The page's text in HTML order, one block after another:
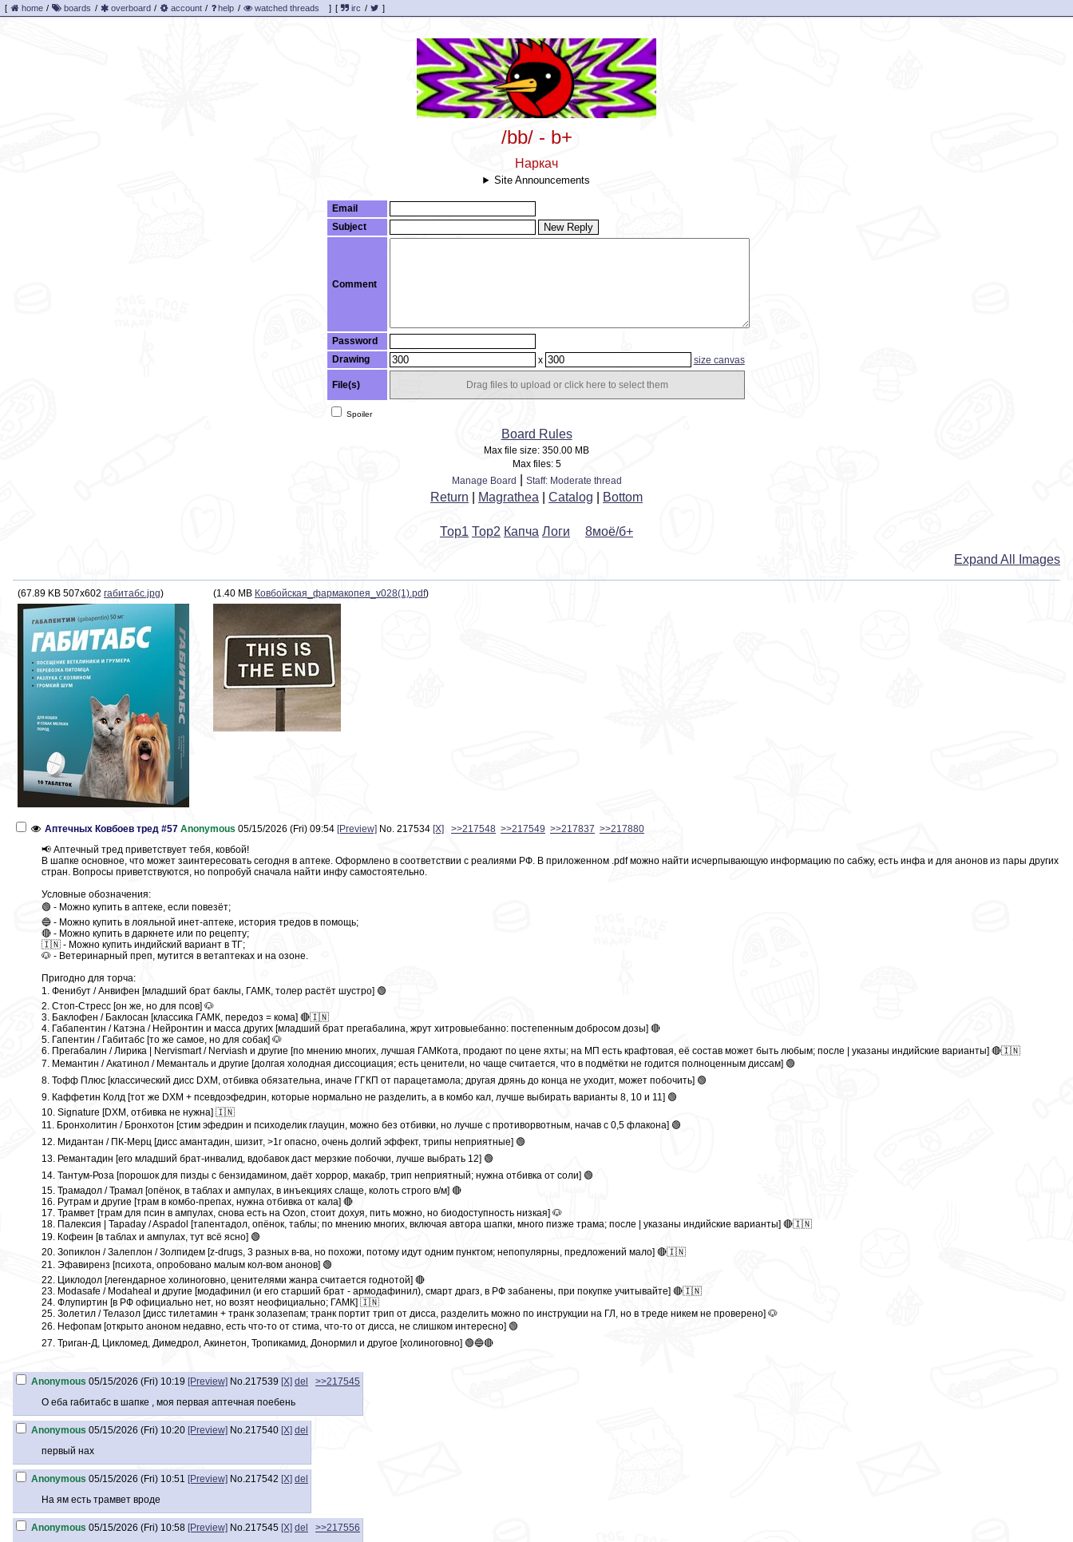
[ home / boards / overboard / account / help / watched threads ] [ irc / ]
/bb/ - b+
Наркач
Site Announcements
Email
Subject
New Reply
Comment
Password
Drawing
x size canvas
File(s) Drag files to upload or click here to select them
Spoiler
Board Rules
Max file size: 350.00 MB
Max files: 5
Manage Board
Staff: Moderate thread
Return Magrathea Catalog Bottom
Тор1 Тор2 Капча Логи 8моё/б+
Expand All Images
(67.89 KB 507x602 габитабс.jpg) (1.40 MB Ковбойская_фармакопея_v028(1).pdf)
Аптечных Ковбоев тред #57 Anonymous 05/15/2026 (Fri) 09:54 [Preview] No. 217534 [X] >>217548 >>217549 >>217837 >>217880
📢 Аптечный тред приветствует тебя, ковбой!
В шапке основное, что может заинтересовать сегодня в аптеке. Оформлено в соответствии с реалиями РФ. В приложенном .pdf можно найти исчерпывающую информацию по сабжу, есть инфа и для анонов из пары других
стран. Вопросы приветствуются, но попробуй сначала найти инфу самостоятельно.
Условные обозначения:
🟢 - Можно купить в аптеке, если повезёт;
🔵 - Можно купить в лояльной инет-аптеке, история тредов в помощь;
🔴 - Можно купить в даркнете или по рецепту;
🇮🇳 - Можно купить индийский вариант в ТГ;
🐶 - Ветеринарный преп, мутится в ветаптеках и на озоне.
Пригодно для торча:
1. Фенибут / Анвифен [младший брат баклы, ГАМК, толер растёт шустро] 🟢
2. Стоп-Стресс [он же, но для псов] 🐶
3. Баклофен / Баклосан [классика ГАМК, передоз = кома] 🔴🇮🇳
4. Габапентин / Катэна / Нейронтин и масса других [младший брат прегабалина, жрут хитровыебанно: постепенным добросом дозы] 🔴
5. Гапентин / Габитабс [то же самое, но для собак] 🐶
6. Прегабалин / Лирика | Nervismart / Nerviash и другие [по мнению многих, лучшая ГАМКота, продают по цене яхты; на МП есть крафтовая, её состав может быть любым; после | указаны индийские варианты] 🔴🇮🇳
7. Мемантин / Акатинол / Меманталь и другие [долгая холодная диссоциация; есть ценители, но чаще считается, что в подмётки не годится полноценным диссам] 🟢
8. Тофф Плюс [классический дисс DXM, отбивка обязательна, иначе ГГКП от парацетамола; другая дрянь до конца не уходит, может побочить] 🟢
9. Каффетин Колд [тот же DXM + псевдоэфедрин, которые нормально не разделить, а в комбо кал, лучше выбирать варианты 8, 10 и 11] 🟢
10. Signature [DXM, отбивка не нужна] 🇮🇳
11. Бронхолитин / Бронхотон [стим эфедрин и психоделик глауцин, можно без отбивки, но лучше с противорвотным, начав с 0,5 флакона] 🟢
12. Мидантан / ПК-Мерц [дисс амантадин, шизит, >1г опасно, очень долгий эффект, трипы неприятные] 🟢
13. Ремантадин [его младший брат-инвалид, вдобавок даст мерзкие побочки, лучше выбрать 12] 🟢
14. Тантум-Роза [порошок для пизды с бензидамином, даёт хоррор, макабр, трип неприятный; нужна отбивка от соли] 🟢
15. Трамадол / Трамал [опёнок, в таблах и ампулах, в инъекциях слаще, колоть строго в/м] 🔴
16. Рутрам и другие [трам в комбо-препах, нужна отбивка от кала] 🔴
17. Трамвет [трам для псин в ампулах, снова есть на Ozon, стоит дохуя, пить можно, но биодоступность низкая] 🐶
18. Палексия | Tapaday / Aspadol [тапентадол, опёнок, таблы; по мнению многих, включая автора шапки, много пизже трама; после | указаны индийские варианты] 🔴🇮🇳
19. Кофеин [в таблах и ампулах, тут всё ясно] 🟢
20. Зопиклон / Залеплон / Золпидем [z-drugs, 3 разных в-ва, но похожи, потому идут одним пунктом; непопулярны, предложений мало] 🔴🇮🇳
21. Эфавиренз [психота, опробовано малым кол-вом анонов] 🟢
22. Циклодол [легендарное холиноговно, ценителями жанра считается годнотой] 🔴
23. Modasafe / Modaheal и другие [модафинил (и его старший брат - армодафинил), смарт драгз, в РФ забанены, при покупке учитывайте] 🔴🇮🇳
24. Флупиртин [в РФ официально нет, но возят неофициально; ГАМК] 🇮🇳
25. Золетил / Телазол [дисс тилетамин + транк золазепам; транк портит трип от дисса, разделить можно по инструкции на ГЛ, но в треде никем не проверено] 🐶
26. Нефопам [открыто аноном недавно, есть что-то от стима, что-то от дисса, не слишком интересно] 🟢
27. Триган-Д, Цикломед, Димедрол, Акинетон, Тропикамид, Донормил и другое [холиноговно] 🟢🔵🔴
Непригодно для торча, но полезно:
1. Диазепам, Xanax, Клоназепам, Феназепам и другие [транки, помогут на выходах, не мешать с алко] 🔴
3. Тримедат [панацея от опиатных запоров, сам даёт смехотворные опиатоподобные эффекты] 🟢
4. Корвалол [если нет ничего лучше, поможет уснуть] 🟢
5. Нейролептики [если надо выйти из психоза] 🔵🔴
6. Фенотропил, Ноопепт [ноотропы] 🟢
7. Грандаксин [недотранк, разве что за неимением лучшего] 🟢
8. Антидепрессанты [строго по рецепту врача] 🔵🔴
9. Спиртовые салфетки, вода для инъекций [мастхев, если что-то колоть] 🟢
Прошлый >>215426
Anonymous 05/15/2026 (Fri) 10:19 [Preview] No.217539 [X] del
>>217545
О еба габитабс в шапке , моя первая аптечная поебень
Anonymous 05/15/2026 (Fri) 10:20 [Preview] No.217540 [X] del
первый нах
Anonymous 05/15/2026 (Fri) 10:51 [Preview] No.217542 [X] del
На ям есть трамвет вроде
Anonymous 05/15/2026 (Fri) 10:58 [Preview] No.217545 [X] del
>>217556